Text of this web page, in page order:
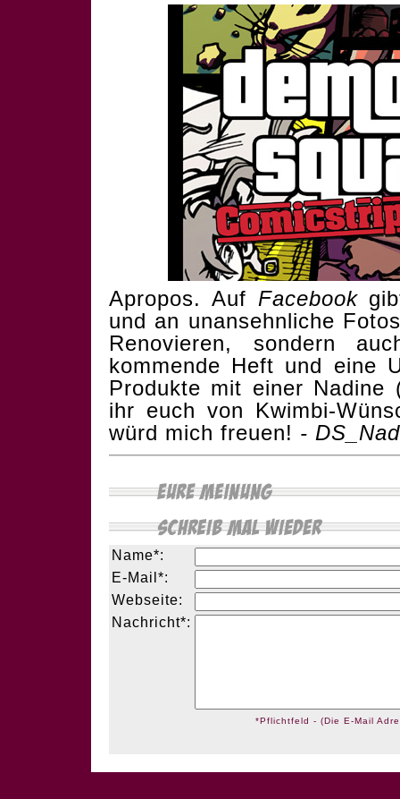
Apropos. Auf Facebook
und an unansehnliche
Renovieren, sondern
kommende Heft und eine
Produkte mit einer Nadine
ihr euch von Kwimbi-
würd mich freuen! -
Name*:
E-Mail*:
Webseite:
Nachricht*:
*Pflichtfeld - (Die E-Mail